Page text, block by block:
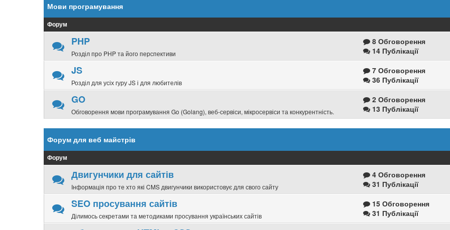
Мови програмування
Форум
PHP
Розділ про PHP та його перспективи
8 Обговорення
14 Публікації
JS
Розділ для усіх гуру JS і для любителів
7 Обговорення
36 Публікації
GO
Обговорення мови програмування Go (Golang), веб-сервіси, мікросервіси та конкурентність.
2 Обговорення
13 Публікації
Форум для веб майстрів
Форум
Двигунчики для сайтів
Інформація про те хто які CMS двигунчики використовує для свого сайту
4 Обговорення
31 Публікації
SEO просування сайтів
Ділимось секретами та методиками просування українських сайтів
15 Обговорення
31 Публікації